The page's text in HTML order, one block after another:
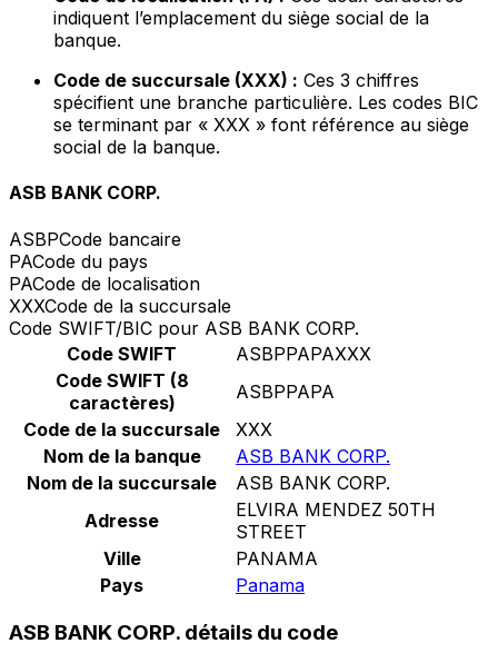
indiquent l’emplacement du siège social de la
banque.
Code de succursale (XXX) : Ces 3 chiffres
spécifient une branche particulière. Les codes BIC
se terminant par « XXX » font référence au siège
social de la banque.
ASB BANK CORP.
ASBPCode bancaire
PACode du pays
PACode de localisation
XXXCode de la succursale
Code SWIFT/BIC pour ASB BANK CORP.
Code SWIFT
ASBPPAPAXXX
Code SWIFT (8
caractères)
ASBPPAPA
Code de la succursale
XXX
Nom de la banque
ASB BANK CORP.
Nom de la succursale
ASB BANK CORP.
Adresse
ELVIRA MENDEZ 50TH
STREET
Ville
PANAMA
Pays
Panama
ASB BANK CORP. détails du code